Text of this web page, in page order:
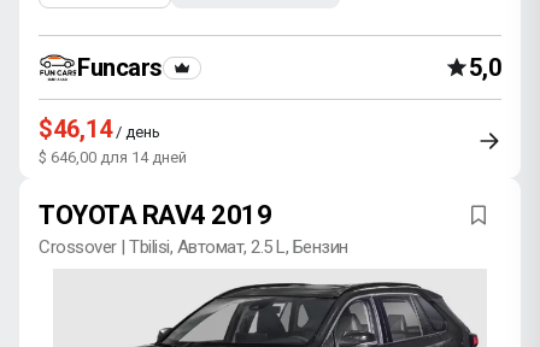
Funcars 5,0
$46,14/ день
$ 646,00 для 14 дней
TOYOTA RAV4 2019
Crossover | Tbilisi, Автомат, 2.5 L, Бензин